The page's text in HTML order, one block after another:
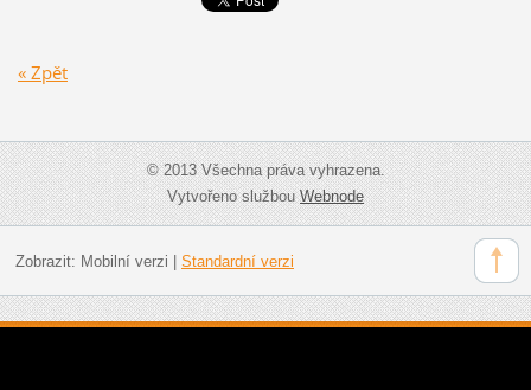
« Zpět
© 2013 Všechna práva vyhrazena.
Vytvořeno službouWebnode
Zobrazit: Mobilní verzi Standardní verzi